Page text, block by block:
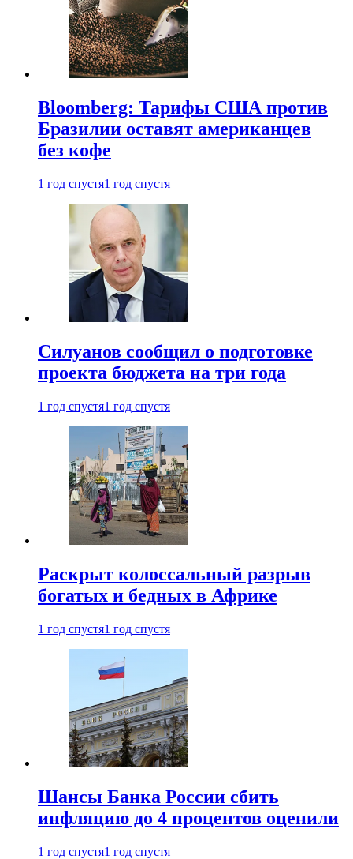
Bloomberg: Тарифы США против
Бразилии оставят американцев
без кофе
1 год спустя1 год спустя
Силуанов сообщил о подготовке
проекта бюджета на три года
1 год спустя1 год спустя
Раскрыт колоссальный разрыв
богатых и бедных в Африке
1 год спустя1 год спустя
Шансы Банка России сбить
инфляцию до 4 процентов оценили
1 год спустя1 год спустя